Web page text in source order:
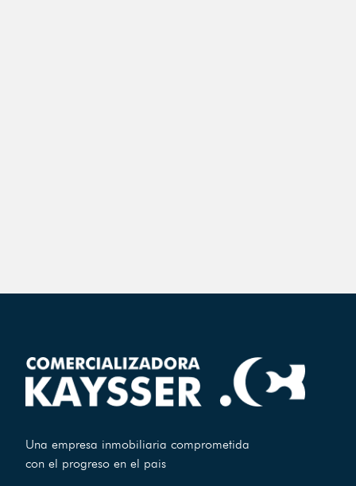
Una empresa inmobiliaria comprometida
con el progreso en el pais